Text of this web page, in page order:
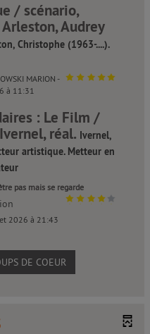
/ scénario,
Audrey
Christophe (1963-....).
MARION -
à 11:31
: Le Film /
réal. Ivernel,
artistique. Metteur en
pas mais se regarde
2026 à 21:43
DE COEUR